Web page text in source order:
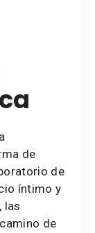
de
de
íntimo y
las
de